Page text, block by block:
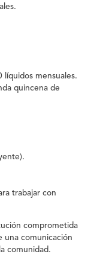
líquidos mensuales.
quincena de
trabajar con
comprometida
una comunicación
comunidad.